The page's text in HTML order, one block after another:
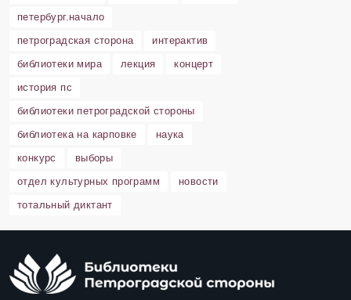
петербург.начало
петроградская сторона
интерактив
библиотеки мира
лекция
концерт
история пс
библиотеки петроградской стороны
библиотека на карповке
наука
конкурс
выборы
отдел культурных программ
новости
тотальный диктант